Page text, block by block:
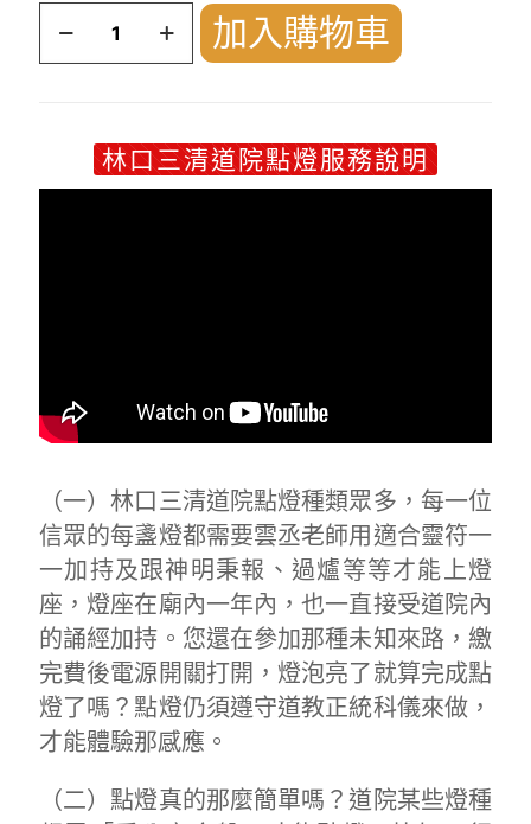
燈
加入購物車
林口三清道院點燈服務說明
（一）林口三清道院點燈種類眾多，每一位
信眾的每盞燈都需要雲丞老師用適合靈符一
一加持及跟神明秉報、過爐等等才能上燈
座，燈座在廟內一年內，也一直接受道院內
的誦經加持。您還在參加那種未知來路，繳
完費後電源開關打開，燈泡亮了就算完成點
燈了嗎？點燈仍須遵守道教正統科儀來做，
才能體驗那感應。
（二）點燈真的那麼簡單嗎？道院某些燈種